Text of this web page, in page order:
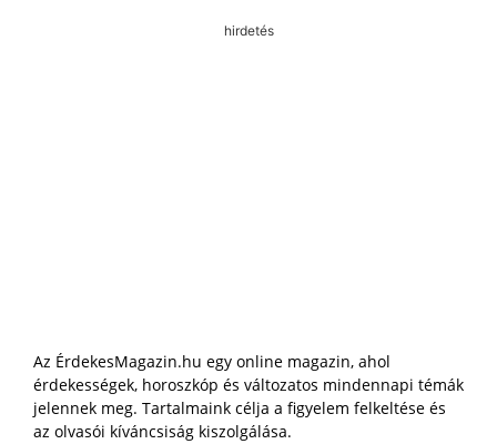
hirdetés
Az ÉrdekesMagazin.hu egy online magazin, ahol
érdekességek, horoszkóp és változatos mindennapi témák
jelennek meg. Tartalmaink célja a figyelem felkeltése és
az olvasói kíváncsiság kiszolgálása.